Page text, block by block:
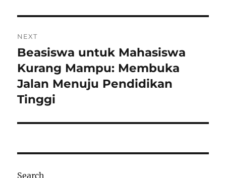
NEXT
Next
post:
Beasiswa untuk Mahasiswa
Kurang Mampu: Membuka
Jalan Menuju Pendidikan
Tinggi
Search